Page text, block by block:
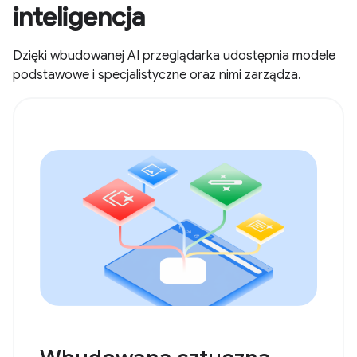
inteligencja
Dzięki wbudowanej AI przeglądarka udostępnia modele
podstawowe i specjalistyczne oraz nimi zarządza.